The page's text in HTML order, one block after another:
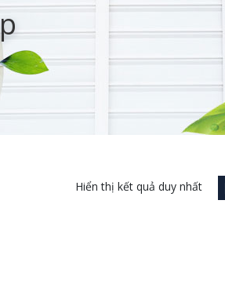
Hiển thị kết quả duy nhất